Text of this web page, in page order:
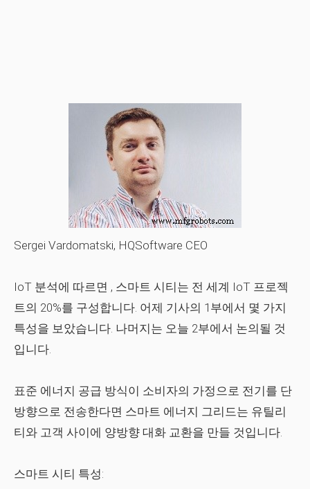
Sergei Vardomatski, HQSoftware CEO
IoT 분석에 따르면 , 스마트 시티는 전 세계 IoT 프로젝
트의 20%를 구성합니다. 어제 기사의 1부에서 몇 가지
특성을 보았습니다. 나머지는 오늘 2부에서 논의될 것
입니다.
표준 에너지 공급 방식이 소비자의 가정으로 전기를 단
방향으로 전송한다면 스마트 에너지 그리드는 유틸리
티와 고객 사이에 양방향 대화 교환을 만들 것입니다.
스마트 시티 특성: